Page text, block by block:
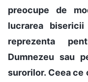
preocupe de
lucrarea
reprezenta
Dumnezeu sau
surorilor. Ceea ce